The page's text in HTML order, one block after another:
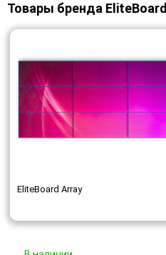
Товары бренда EliteBoard
EliteBoard Array